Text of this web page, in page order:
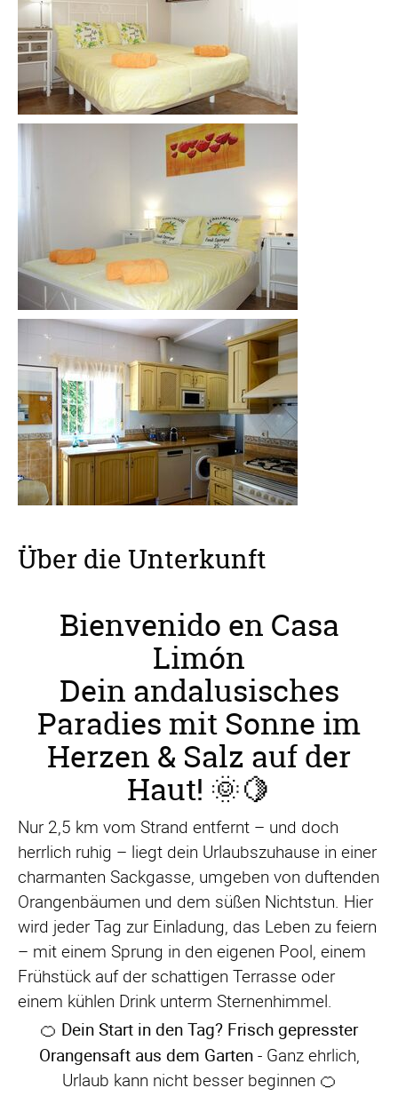
Über die Unterkunft
Bienvenido en Casa
Limón
Dein andalusisches
Paradies mit Sonne im
Herzen & Salz auf der
Haut! 🌞🍋
Nur 2,5 km vom Strand entfernt – und doch
herrlich ruhig – liegt dein Urlaubszuhause in einer
charmanten Sackgasse, umgeben von duftenden
Orangenbäumen und dem süßen Nichtstun. Hier
wird jeder Tag zur Einladung, das Leben zu feiern
– mit einem Sprung in den eigenen Pool, einem
Frühstück auf der schattigen Terrasse oder
einem kühlen Drink unterm Sternenhimmel.
🍊 Dein Start in den Tag? Frisch gepresster
Orangensaft aus dem Garten -Ganz ehrlich,
Urlaub kann nicht besser beginnen 🍊